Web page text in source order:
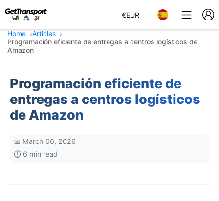
€EUR
Home
Articles
Programación eficiente de entregas a centros logísticos de
Amazon
Programación eficiente de
entregas a centros logísticos
de Amazon
📅 March 06, 2026
⏱️ 6 min read